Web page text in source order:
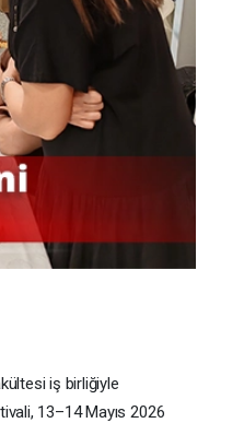
iş birliğiyle
13–14 Mayıs 2026